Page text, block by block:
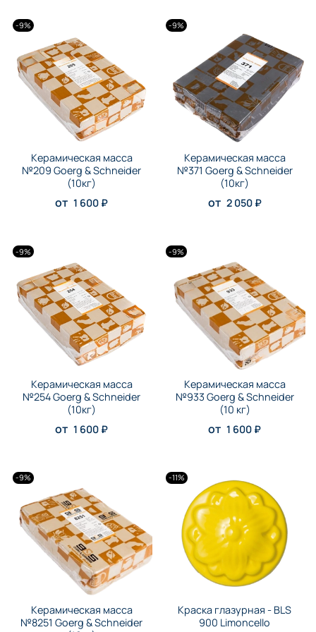
-9%
Керамическая масса
№209 Goerg & Schneider
(10кг)
от 1 600 ₽
-9%
Керамическая масса
№371 Goerg & Schneider
(10кг)
от 2 050 ₽
-9%
Керамическая масса
№254 Goerg & Schneider
(10кг)
от 1 600 ₽
-9%
Керамическая масса
№933 Goerg & Schneider
(10 кг)
от 1 600 ₽
-9%
Керамическая масса
№8251 Goerg & Schneider
-11%
Краска глазурная - BLS
900 Limoncello